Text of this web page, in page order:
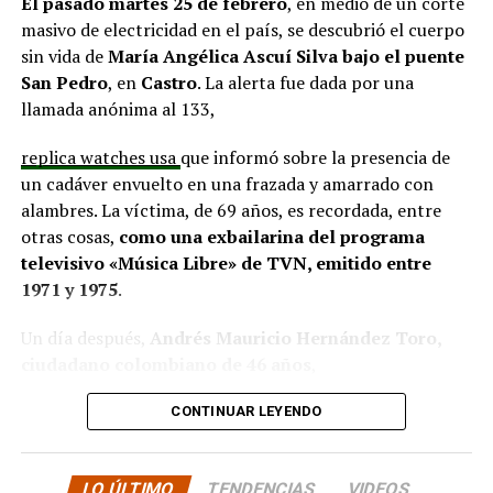
que hasta la fecha no han recibido respuesta clara sobre
si se entregarán los recursos.“Preocupa esta situación,
estos son proyectos que vienen trabajándose desde
hace tiempo y que hoy están en riesgo por la falta de
En la comuna deCuraco de Vélez, la alcaldesa Javiera
Yáñezindicó que históricamente la Subdere ha apoyado
a los municipios en diversos proyectos y que confía en
que durante el año se asignen nuevos recursos, aunque
reconoció una disminución evidente en comparación
ha presentado iniciativas por más de 200 millones de
a los esfuerzos, los fondos aún no han llegado,
generando preocupación en su equipo municipal.
masivo de electricidad en el país, se descubrió el cuerpo
sin vida deMaría Angélica Ascuí Silvabajo el puente
San Pedro, en Castro. La alerta fue dada por una
llamada anónima al 133,
replica watches usa que informó sobre la presencia de
un cadáver envuelto en una frazada y amarrado con
alambres. La víctima, de 69 años, es recordada, entre
otras cosas, como una exbailarina del programa
televisivo «Música Libre» de TVN, emitido entre
1971 y 1975.
Un día después,
Andrés Mauricio Hernández Toro,
se entregó voluntariamente a la Segunda
CONTINUAR LEYENDO